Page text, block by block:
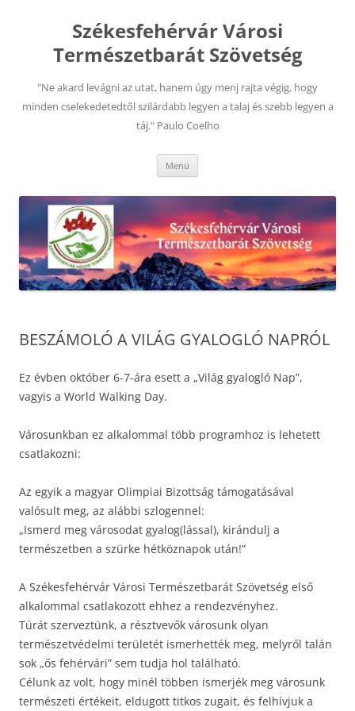
tartalombaSzékesfehérvár Városi
Természetbarát Szövetség
"Ne akard levágni az utat, hanem úgy menj rajta végig, hogy
minden cselekedetedtől szilárdabb legyen a talaj és szebb legyen a
táj." Paulo Coelho
Menü
BESZÁMOLÓ A VILÁG GYALOGLÓ NAPRÓL
Ez évben október 6-7-ára esett a „Világ gyalogló Nap”,
vagyis a World Walking Day.
Városunkban ez alkalommal több programhoz is lehetett
csatlakozni:
Az egyik a magyar Olimpiai Bizottság támogatásával
valósult meg, az alábbi szlogennel:
„Ismerd meg városodat gyalog(lással), kirándulj a
természetben a szürke hétköznapok után!”
A Székesfehérvár Városi Természetbarát Szövetség első
alkalommal csatlakozott ehhez a rendezvényhez.
Túrát szerveztünk, a résztvevők városunk olyan
természetvédelmi területét ismerhették meg, melyről talán
sok „ős fehérvári” sem tudja hol található.
Célunk az volt, hogy minél többen ismerjék meg városunk
természeti értékeit, eldugott titkos zugait, és felhívjuk a